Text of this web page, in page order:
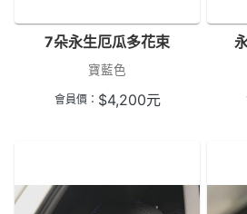
7朵永生厄瓜多花束
寶藍色
會員價： $4,200元